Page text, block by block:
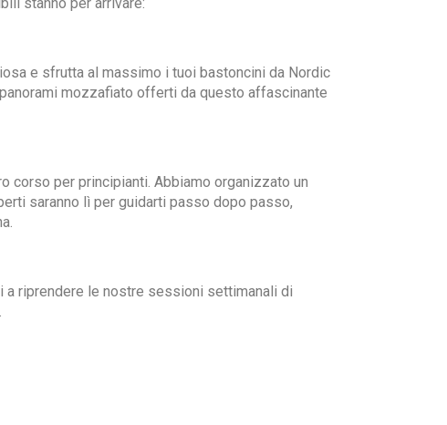
e sfrutta al massimo i tuoi bastoncini da Nordic
mozzafiato offerti da questo affascinante
corso per principianti. Abbiamo organizzato un
saranno lì per guidarti passo dopo passo,
a riprendere le nostre sessioni settimanali di